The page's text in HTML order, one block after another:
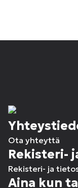
Ota yhteyttä
Rekisteri-
Rekisteri- ja
Aina kun